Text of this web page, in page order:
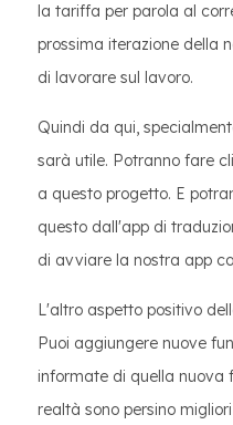
la tariffa per parola al
prossima iterazione della
di lavorare sul lavoro.
Quindi da qui,
sarà utile. Potranno fare
a questo progetto. E
questo dall'app di
di avviare la nostra app
L'altro aspetto positivo
Puoi aggiungere nuove
informate di quella nuova
realtà sono persino